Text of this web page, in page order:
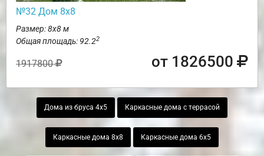
№32 Дом 8х8
Размер: 8х8 м
Общая площадь: 92.22
1917800 от 1826500
Дома из бруса 4х5 Каркасные дома с террасой
Каркасные дома 8х8 Каркасные дома 6х5